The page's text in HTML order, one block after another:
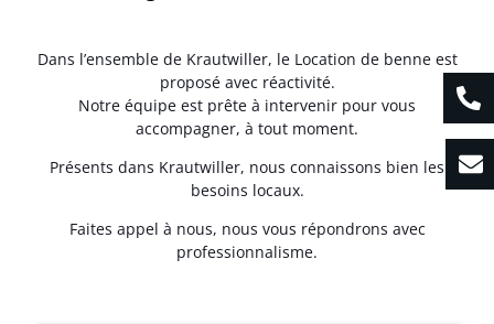
Dans l’ensemble de Krautwiller, le Location de benne est
proposé avec réactivité.
Notre équipe est prête à intervenir pour vous
accompagner, à tout moment.
Présents dans Krautwiller, nous connaissons bien les
besoins locaux.
Faites appel à nous, nous vous répondrons avec
professionnalisme.